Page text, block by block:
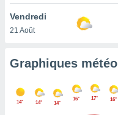
sur le
ne
Vendredi
21 Août
Graphiques météo
14° 14° 14°
16° 17° 16°